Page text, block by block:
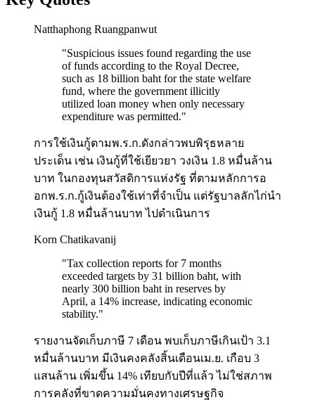
Natthaphong Ruangpanwut
"Suspicious issues found regarding the use
of funds according to the Royal Decree,
such as 18 billion baht for the state welfare
fund, where the government illicitly
utilized loan money when only necessary
expenditure was permitted."
การใช้เงินกู้ตามพ.ร.ก.ดังกล่าวพบพิรุธหลาย
ประเด็น เช่น เงินกู้ที่ใช้เยียวยา วงเงิน 1.8 หมื่นล้าน
บาท ในกองทุนสวัสดิการแห่งรัฐ ที่ตามหลักการอ
อกพ.ร.ก.กู้เงินต้องใช้เท่าที่จำเป็น แต่รัฐบาลลักไก่นำ
เงินกู้ 1.8 หมื่นล้านบาท ไปดำเนินการ
Korn Chatikavanij
"Tax collection reports for 7 months
exceeded targets by 31 billion baht, with
nearly 300 billion baht in reserves by
April, a 14% increase, indicating economic
stability."
รายงานจัดเก็บภาษี 7 เดือน พบเก็บภาษีเกินเป้า 3.1
หมื่นล้านบาท มีเงินคงคลังสิ้นเดือนเม.ย. เกือบ 3
แสนล้าน เพิ่มขึ้น 14% เทียบกับปีที่แล้ว ไม่ใช่สภาพ
การคลังที่ขาดความมั่นคงทางเศรษฐกิจ